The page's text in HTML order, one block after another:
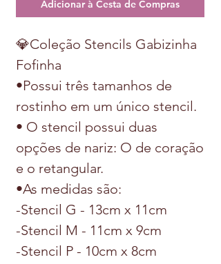
Adicionar à Cesta de Compras
💎Coleção Stencils Gabizinha
Fofinha
•Possui três tamanhos de
rostinho em um único stencil.
• O stencil possui duas
opções de nariz: O de coração
e o retangular.
•As medidas são:
-Stencil G - 13cm x 11cm
-Stencil M - 11cm x 9cm
-Stencil P - 10cm x 8cm